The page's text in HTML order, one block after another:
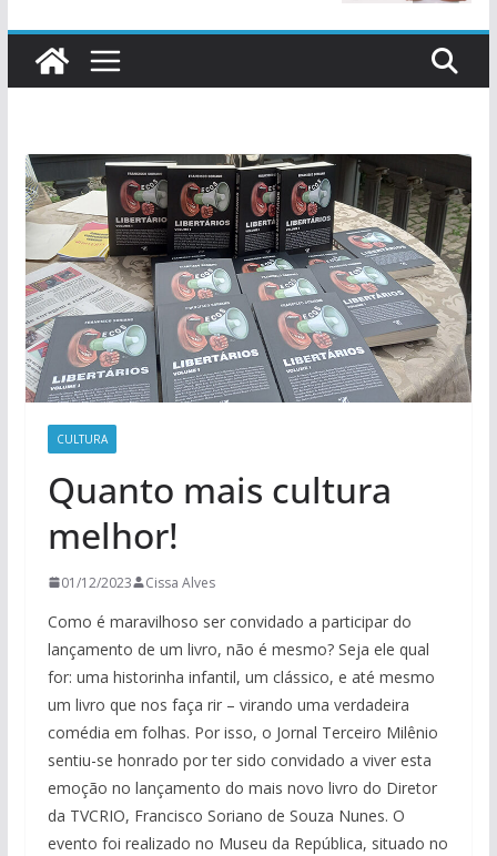
CULTURA
Quanto mais cultura
melhor!
01/12/2023 Cissa Alves
Como é maravilhoso ser convidado a participar do
lançamento de um livro, não é mesmo? Seja ele qual
for: uma historinha infantil, um clássico, e até mesmo
um livro que nos faça rir – virando uma verdadeira
comédia em folhas. Por isso, o Jornal Terceiro Milênio
sentiu-se honrado por ter sido convidado a viver esta
emoção no lançamento do mais novo livro do Diretor
da TVCRIO, Francisco Soriano de Souza Nunes. O
evento foi realizado no Museu da República, situado no